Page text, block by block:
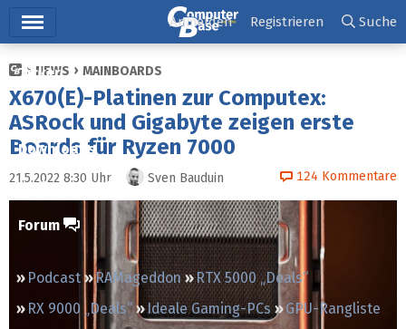
Ticker
Tests
Downloads
Preisvergleich
Forum
Podcast RAMageddon
RTX 5000 „Deals“
RX 9000 „Deals“
Ideale Gaming-PCs
GPU-Rangliste
Anmelden Registrieren Suche
NEWS MAINBOARDS
X670(E)-Platinen zur Computex:
ASRock und Gigabyte zeigen erste
Boards für Ryzen 7000
21.5.2022 8:30 Uhr Sven Bauduin 124 Kommentare